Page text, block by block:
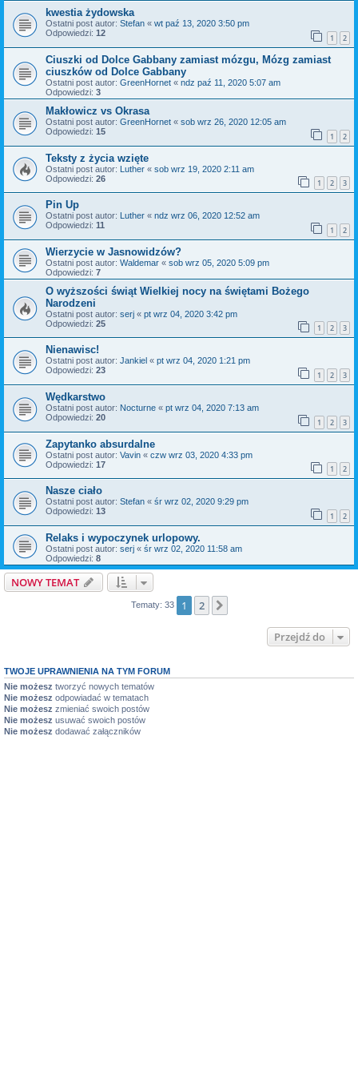
kwestia żydowska
Ostatni post autor: Stefan « wt paź 13, 2020 3:50 pm
Odpowiedzi: 12 1 2
Ciuszki od Dolce Gabbany zamiast mózgu, Mózg zamiast
ciuszków od Dolce Gabbany
Ostatni post autor: GreenHornet « ndz paź 11, 2020 5:07 am
Odpowiedzi: 3
Makłowicz vs Okrasa
Ostatni post autor: GreenHornet « sob wrz 26, 2020 12:05 am
Odpowiedzi: 15 1 2
Teksty z życia wzięte
Ostatni post autor: Luther « sob wrz 19, 2020 2:11 am
Odpowiedzi: 26 1 2 3
Pin Up
Ostatni post autor: Luther « ndz wrz 06, 2020 12:52 am
Odpowiedzi: 11 1 2
Wierzycie w Jasnowidzów?
Ostatni post autor: Waldemar « sob wrz 05, 2020 5:09 pm
Odpowiedzi: 7
O wyższości świąt Wielkiej nocy na świętami Bożego
Narodzeni
Ostatni post autor: serj « pt wrz 04, 2020 3:42 pm
Odpowiedzi: 25 1 2 3
Nienawisc!
Ostatni post autor: Jankiel « pt wrz 04, 2020 1:21 pm
Odpowiedzi: 23 1 2 3
Wędkarstwo
Ostatni post autor: Nocturne « pt wrz 04, 2020 7:13 am
Odpowiedzi: 20 1 2 3
Zapytanko absurdalne
Ostatni post autor: Vavin « czw wrz 03, 2020 4:33 pm
Odpowiedzi: 17 1 2
Nasze ciało
Ostatni post autor: Stefan « śr wrz 02, 2020 9:29 pm
Odpowiedzi: 13 1 2
Relaks i wypoczynek urlopowy.
Ostatni post autor: serj « śr wrz 02, 2020 11:58 am
Odpowiedzi: 8
NOWY TEMAT
Tematy: 33 1 2
Przejdź do
TWOJE UPRAWNIENIA NA TYM FORUM
Nie możesz tworzyć nowych tematów
Nie możesz odpowiadać w tematach
Nie możesz zmieniać swoich postów
Nie możesz usuwać swoich postów
Nie możesz dodawać załączników